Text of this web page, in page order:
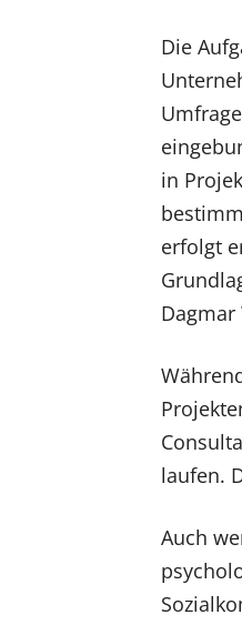
Die
in
erfolgt
Dagmar
laufen.
Auch